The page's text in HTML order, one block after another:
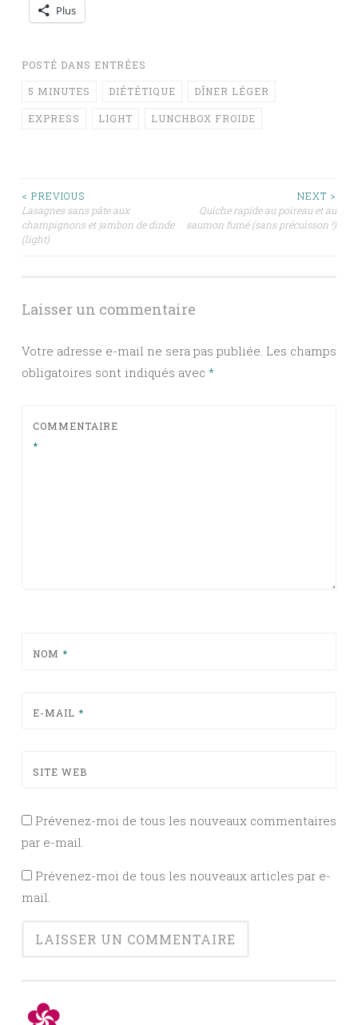
Plus
POSTÉ DANS ENTRÉES
5 MINUTES DIÉTÉTIQUE DÎNER LÉGER
EXPRESS LIGHT LUNCHBOX FROIDE
Navigation
des
< PREVIOUS
Lasagnes sans pâte aux
champignons et jambon de dinde
(light)
NEXT >
Quiche rapide au poireau et au
saumon fumé (sans précuisson !)
Laisser un commentaire
Votre adresse e-mail ne sera pas publiée. Les champs
obligatoires sont indiqués avec *
COMMENTAIRE
*
NOM *
E-MAIL *
SITE WEB
Prévenez-moi de tous les nouveaux commentaires
par e-mail.
Prévenez-moi de tous les nouveaux articles par e-
mail.